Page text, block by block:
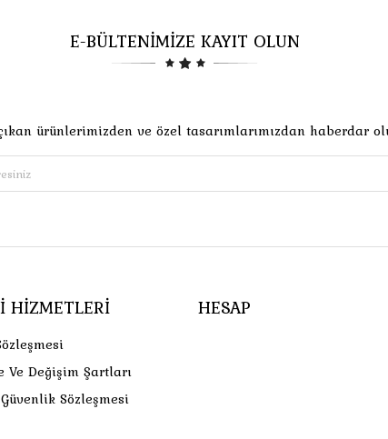
E-BÜLTENİMİZE KAYIT OLUN
ürünlerimizden ve özel tasarımlarımızdan haberdar
HIZMETLERI
Ve Değişim Şartları
Sözleşmesi
HESAP